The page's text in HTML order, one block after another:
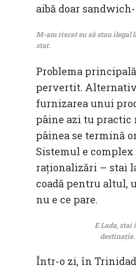
aibă doar
M-am riscat eu să stau ilegal
stat.
Problema
pervertit.
furnizarea unui
pâine azi tu practic
pâinea se termină
Sistemul e
raționalizări – stai
coadă pentru altul,
nu e ce pare.
E Lada, stai
Într-o zi, în